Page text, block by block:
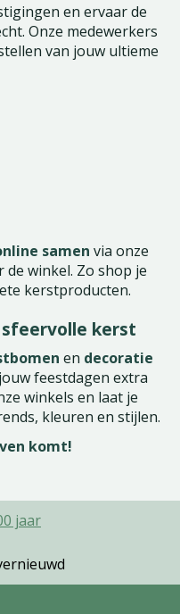
en ervaar de
Onze medewerkers
van jouw ultieme
samen via onze
de winkel. Zo shop je
kerstproducten.
sfeervolle kerst
en decoratie
feestdagen extra
winkels en laat je
kleuren en stijlen.
komt!
jaar